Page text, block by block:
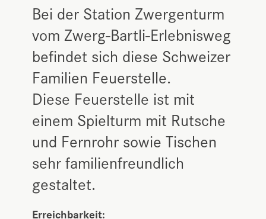
Bei der Station Zwergenturm
vom Zwerg-Bartli-Erlebnisweg
befindet sich diese Schweizer
Familien Feuerstelle.
Diese Feuerstelle ist mit
einem Spielturm mit Rutsche
und Fernrohr sowie Tischen
sehr familienfreundlich
gestaltet.
Erreichbarkeit: